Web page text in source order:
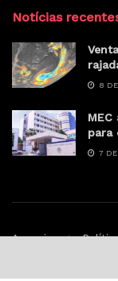
Notícias
8
para
7
Anunciar